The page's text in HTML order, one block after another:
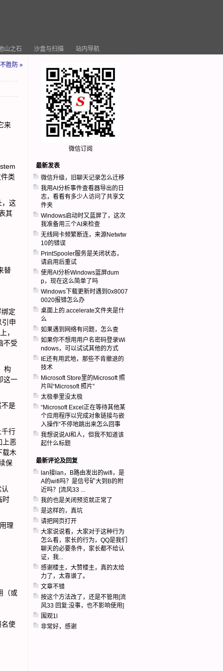
山之石 沙盒与扫描 站内导航
胜防 »
来
类
这
其
替
定
引申
，
不受
构
这一
是
行
上恶
载木
保
时
理
（或
名使
微信订阅
最新发表
微信升级，旧聊天记录怎么迁移
我用AI分析事件查看器导出的日
志，看看有多少人访问了共享文
件夹
Windows启动时又蓝屏了，这次
我准备用三个AI来检查
无线网卡频繁断连，来源Netwtw
10的错误
PrintSpooler服务是关闭状态，
请启用后重试
使用AI分析Windows蓝屏dum
p，现在这么简单了吗
Windows下载更新时遇到0x8007
0020报错怎么办
桌面上的.accelerate文件夹是什
么
如果遇到网络有问题，怎么查
如果你不想用用户名密码登录Wi
ndows，可以试试其他的方式
IE还有用武地，那些不肯撤退的
技术
Microsoft Store里的Microsoft 照
片叫“Microsoft 照片”
太极拳里没太极
“Microsoft Excel正在等待其他某
个应用程序以完成对象链接与嵌
入操作”不停地跳出来怎么回事
我想说说AI和人，但我不知道该
起什么标题
最新评论及回复
lan接lan，B路由发出的wifi，是
A的wifi吗？是信号矿大到B的附
近吗？[流风33 ...
我的也是关闭预览就正常了
是这样的，真坑
请把网页打开
大家说说看，大家对于这种行为
怎么看，家长的行为，QQ是我们
聊天的必要条件，家长都不给认
证，我...
感谢楼主，大赞楼主，真的太给
力了，太靠谱了。
文章不错
按这个方法改了，还是不管用[流
风33 回复:没事，也不影响使用]
围观1l
非常好，感谢